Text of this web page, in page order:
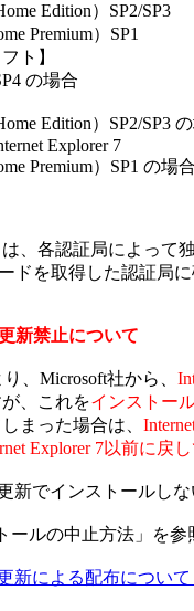
Edition）SP2/SP3
Premium）SP1
ト】
の場合
Edition）SP2/SP3
Explorer 7
Premium）SP1 の場合
各認証局によって独
ドを取得した認証局に
新禁止について
り、Microsoft社から、
、これをインストー
った場合は、
Explorer 7以前に戻し
でインストールしな
の中止方法」を参
新による配布について